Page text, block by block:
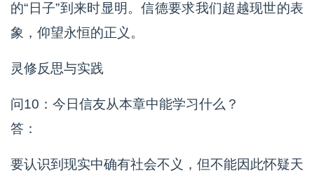
的“日子”到来时显明。信德要求我们超越现世的表
象，仰望永恒的正义。
灵修反思与实践
问10：今日信友从本章中能学习什么？
答：
要认识到现实中确有社会不义，但不能因此怀疑天